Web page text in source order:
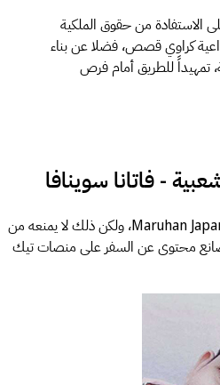
الاستفادة من حقوق الملكية
كراوي قصص، فضلا عن بناء
تمهيداً للطريق أمام فرص
- فاتانا سوينافا
يعمل فاتانا في بنك Maruhan Japan Bank Laos، ولكن ذلك لا يمنعه من
محتوى عن السفر على منصات تيك